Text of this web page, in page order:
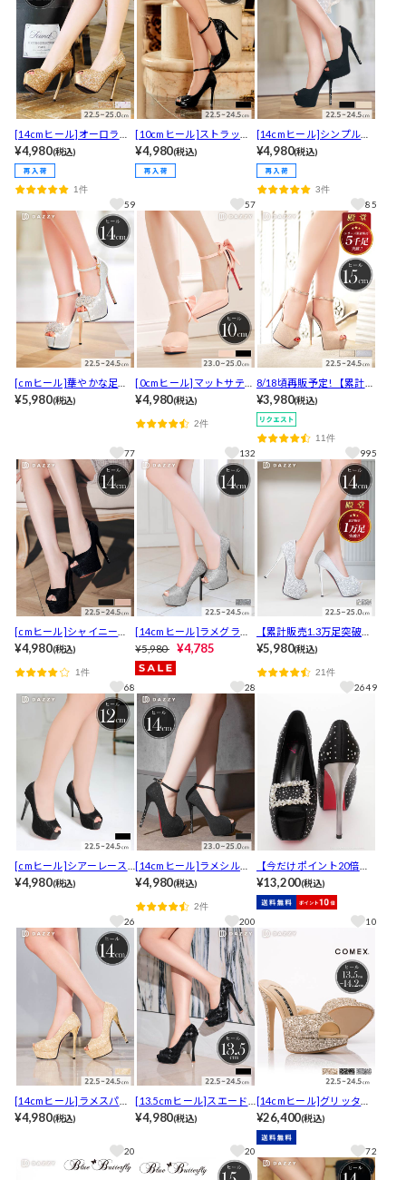
[14cmヒール]オーロラグ
リッターオープントゥパ
ンプス[dazzyオリジナル]
¥4,980(税込)
1件
59
[10cmヒール]ストラップ
付きで安心感!上品なエナ
メルキャバヒールパンプ
ス[dazzyオリジナル]
¥4,980(税込)
57
[14cmヒール]シンプルラ
インストーンオープント
ゥキャバヒールパンプス
[dazzyオリジナル]
¥4,980(税込)
3件
85
[cmヒール]華やかな足元
ビジューが輝くチェーン
¥5,980(税込)
77
[0cmヒール]マットサテン
リボンストラップ付きポ
ールパンプス[dazzyオリ
¥4,980(税込)
2件
132
8/18頃再販予定! 【累計50
00足以上販売!!】[15cmヒ
ール]アンクルストラップ
付シャイニーラメキャバ
ヒールサンダル[dazzyオ
リジナル]【入荷通知登録
¥3,980(税込)
11件
995
[cmヒール]シャイニーラ
メラインストーンオープ
プス[dazzyオリジナル]
¥4,980(税込)
1件
68
[14cmヒール]ラメグラデ
ーションオープントゥパ
ンプス[dazzyオリジナル]
¥5,980 ¥4,785
28
【累計販売1.3万足突破】
「キラキラかわいい」と
ル]主役級に輝くパールビ
ジューオープントゥキャ
バヒールパンプス[dazzy
オリジナル]
¥5,980(税込)
21件
2649
[cmヒール]シアーレース
オープントゥキャバヒー
¥4,980(税込)
26
[14cmヒール]ラメシルバ
ーストーンヒールストラ
ャバヒールパンプス[dazz
yオリジナル]
¥4,980(税込)
2件
200
【今だけポイント20倍】
[an]スクエアパールビジ
ューストーンオープント
ゥキャバヒールパンプス
[AOC-SH055]
¥13,200(税込)
10
[14cmヒール]ラメスパン
コールフラワーオープン
ス[dazzyオリジナル]
¥4,980(税込)
20
[13.5cmヒール]スエード
スパンコールチェックキ
¥4,980(税込)
20
[14cmヒール]グリッター
ラメキャバヒールサンダ
ル[5647][COMEX]
¥26,400(税込)
72